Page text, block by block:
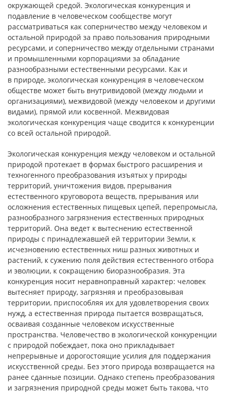
окружающей средой. Экологическая конкуренция и
подавление в человеческом сообществе могут
рассматриваться как соперничество между человеком и
остальной природой за право пользования природными
ресурсами, и соперничество между отдельными странами
и промышленными корпорациями за обладание
разнообразными естественными ресурсами. Как и
в природе, экологическая конкуренция в человеческом
обществе может быть внутривидовой (между людьми и
организациями), межвидовой (между человеком и другими
видами), прямой или косвенной. Межвидовая
экологическая конкуренция чаще сводится к конкуренции
со всей остальной природой.
Экологическая конкуренция между человеком и остальной
природой протекает в формах быстрого расширения и
техногенного преобразования изъятых у природы
территорий, уничтожения видов, прерывания
естественного круговорота веществ, прерывания или
осложнения естественных пищевых цепей, перепромысла,
разнообразного загрязнения естественных природных
территорий. Она ведет к вытеснению естественной
природы с принадлежавшей ей территории Земли, к
исчезновению естественных ниш разных животных и
растений, к сужению поля действия естественного отбора
и эволюции, к сокращению биоразнообразия. Эта
конкуренция носит неравноправный характер: человек
вытесняет природу, загрязняя и преобразовывая
территории, приспособляя их для удовлетворения своих
нужд, а естественная природа пытается возвращаться,
осваивая созданные человеком искусственные
пространства. Человечество в экологической конкуренции
с природой побеждает, пока оно прикладывает
непрерывные и дорогостоящие усилия для поддержания
искусственной среды. Без этого природа возвращается на
ранее сданные позиции. Однако степень преобразования
и загрязнения природной среды может быть такова, что